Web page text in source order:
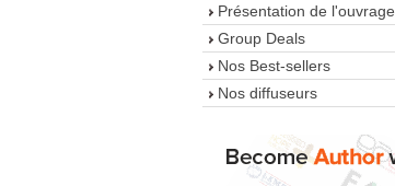
Présentation de l'ouvrage
Group Deals
Nos Best-sellers
Nos diffuseurs